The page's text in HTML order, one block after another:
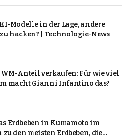
Modelle in der Lage, andere
hacken? | Technologie-News
Anteil verkaufen: Für wie viel
macht Gianni Infantino das?
Erdbeben in Kumamoto im
den meisten Erdbeben, die